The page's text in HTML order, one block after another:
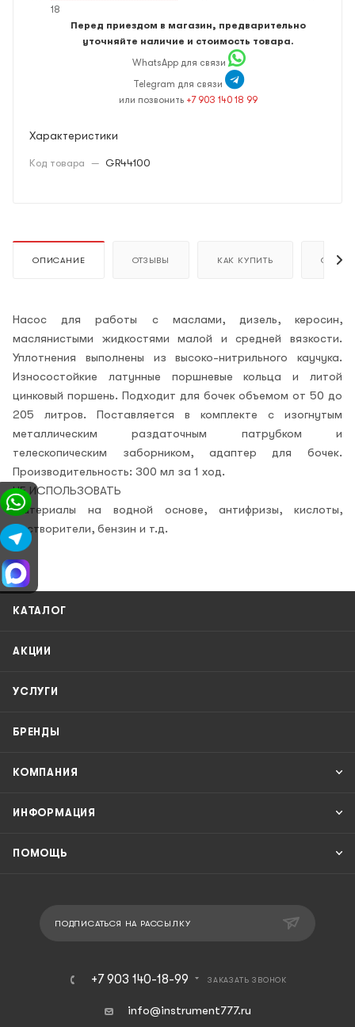
18
Перед приездом в магазин, предварительно
уточняйте наличие и стоимость товара.
WhatsApp для связи
Telegram для связи
или позвонить +7 903 140 18 99
Характеристики
Код товара — GR44100
ОПИСАНИЕ ОТЗЫВЫ КАК КУПИТЬ ОПЛАТА
Насос для работы с маслами, дизель, керосин,
маслянистыми жидкостями малой и средней вязкости.
Уплотнения выполнены из высоко-нитрильного каучука.
Износостойкие латунные поршневые кольца и литой
цинковый поршень. Подходит для бочек объемом от 50 до
205 литров. Поставляется в комплекте с изогнутым
металлическим раздаточным патрубком и
телескопическим заборником, адаптер для бочек.
Производительность: 300 мл за 1 ход.
НЕ ИСПОЛЬЗОВАТЬ
Материалы на водной основе, антифризы, кислоты,
растворители, бензин и т.д.
КАТАЛОГ
АКЦИИ
УСЛУГИ
БРЕНДЫ
КОМПАНИЯ
ИНФОРМАЦИЯ
ПОМОЩЬ
ПОДПИСАТЬСЯ НА РАССЫЛКУ
+7 903 140-18-99 ЗАКАЗАТЬ ЗВОНОК
info@instrument777.ru